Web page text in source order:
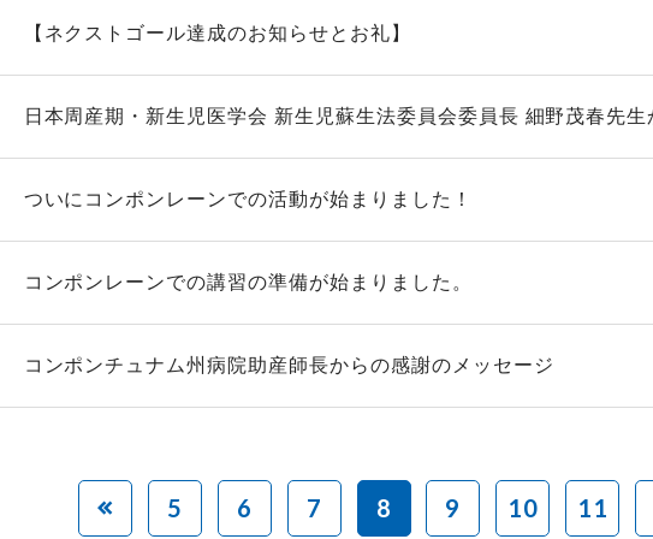
【ネクストゴール達成のお知らせとお礼】
日本周産期・新生児医学会 新生児蘇生法委員会委員長 細野茂春先
ついにコンポンレーンでの活動が始まりました！
コンポンレーンでの講習の準備が始まりました。
コンポンチュナム州病院助産師長からの感謝のメッセージ
5 6 7 8 9 10 11